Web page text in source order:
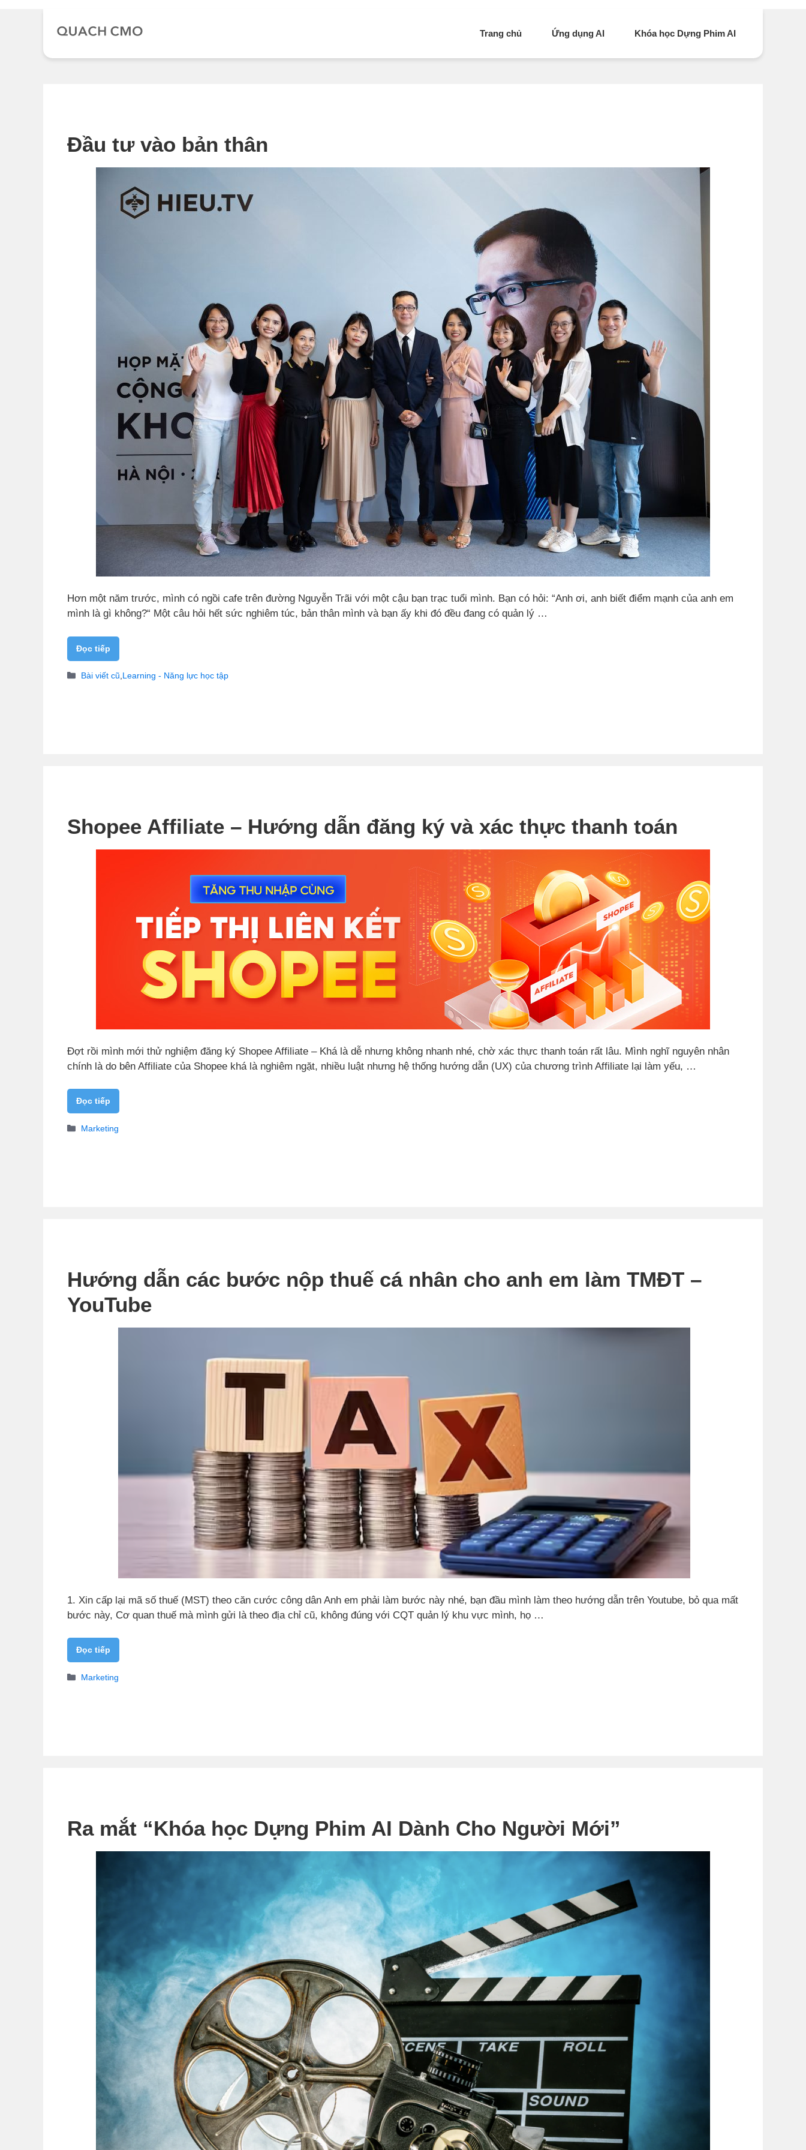
Trang chủ Ứng dụng AI Khóa học Dựng Phim AI
Đầu tư vào bản thân
Hơn một năm trước, mình có ngồi cafe trên đường Nguyễn Trãi với một cậu bạn trạc tuổi mình. Bạn có hỏi: “Anh ơi, anh biết điểm mạnh của anh em
mình là gì không?“ Một câu hỏi hết sức nghiêm túc, bản thân mình và bạn ấy khi đó đều đang có quản lý …
Đọc tiếp
Danh
Bài viết cũ Learning - Năng lực học tập
Shopee Affiliate – Hướng dẫn đăng ký và xác thực thanh toán
Đợt rồi mình mới thử nghiệm đăng ký Shopee Affiliate – Khá là dễ nhưng không nhanh nhé, chờ xác thực thanh toán rất lâu. Mình nghĩ nguyên nhân
chính là do bên Affiliate của Shopee khá là nghiêm ngặt, nhiều luật nhưng hệ thống hướng dẫn (UX) của chương trình Affiliate lại làm yếu, …
Đọc tiếp
Danh
Marketing
Hướng dẫn các bước nộp thuế cá nhân cho anh em làm TMĐT –
YouTube
1. Xin cấp lại mã số thuế (MST) theo căn cước công dân Anh em phải làm bước này nhé, bạn đầu mình làm theo hướng dẫn trên Youtube, bỏ qua mất
bước này, Cơ quan thuế mà mình gửi là theo địa chỉ cũ, không đúng với CQT quản lý khu vực mình, họ …
Đọc tiếp
Danh
Marketing
Ra mắt “Khóa học Dựng Phim AI Dành Cho Người Mới”